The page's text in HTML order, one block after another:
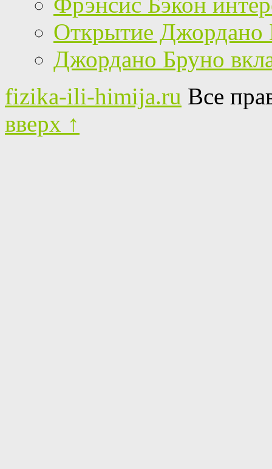
Открытие Джордано
Джордано Бруно
fizika-ili-himija.ru Все
вверх ↑